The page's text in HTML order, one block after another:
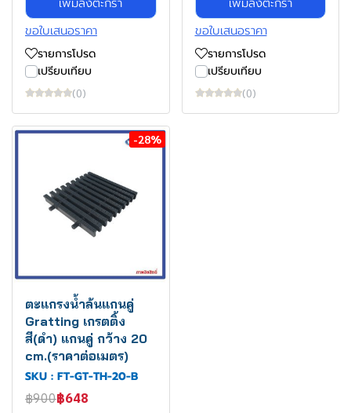
ขอใบเสนอราคา
รายการโปรด
เปรียบเทียบ
(0)
ขอใบเสนอราคา
รายการโปรด
เปรียบเทียบ
(0)
-28%
ตะแกรงน้ำล้นแกนคู่
Gratting เกรตติ้ง
สี(ดำ) แกนคู่ กว้าง 20
cm.(ราคาต่อเมตร)
SKU : FT-GT-TH-20-B
฿900฿648